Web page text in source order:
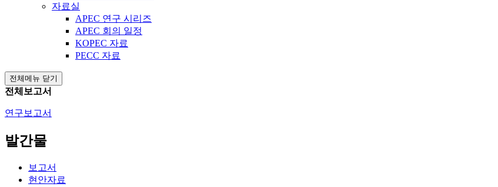
자료실
APEC 연구 시리즈
APEC 회의 일정
KOPEC 자료
PECC 자료
전체메뉴 닫기
전체보고서
연구보고서
발간물
보고서
현안자료